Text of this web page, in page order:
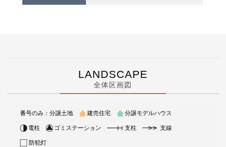
LANDSCAPE
全体区画図
番号のみ：分譲土地 建売住宅 分譲モデルハウス
電柱 ゴミステーション 支柱 支線
防犯灯